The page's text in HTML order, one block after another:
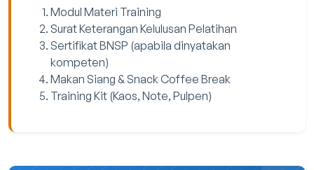
Modul Materi Training
Surat Keterangan Kelulusan Pelatihan
Sertifikat BNSP (apabila dinyatakan
kompeten)
Makan Siang & Snack Coffee Break
Training Kit (Kaos, Note, Pulpen)